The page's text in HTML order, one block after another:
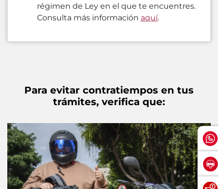
régimen de Ley en el que te encuentres.
Consulta más información aquí.
Para evitar contratiempos en tus
trámites, verifica que: